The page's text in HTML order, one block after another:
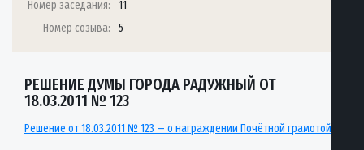
Номер заседания:
11
Номер созыва:
5
РЕШЕНИЕ ДУМЫ ГОРОДА РАДУЖНЫЙ ОТ
18.03.2011 № 123
Решение от 18.03.2011 № 123 — о награждении Почётной грамотой